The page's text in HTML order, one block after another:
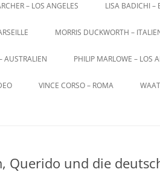
– LOS ANGELES LISA BADICHI –
MORRIS DUCKWORTH –
AUSTRALIEN PHILIP MARLOWE – LOS
VINCE CORSO – ROMA
Querido und die